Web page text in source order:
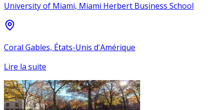
University of Miami, Miami Herbert Business School
Coral Gables, États-Unis d'Amérique
Lire la suite